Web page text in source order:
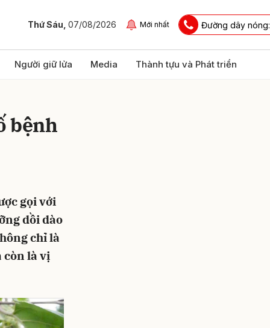
Thứ Sáu, 07/08/2026 Mới nhất Đường dây nóng:
Người giữ lửa Media Thành tựu và Phát triển
bệnh
gọi với
dồi dào
chỉ là
còn là vị
Hủy